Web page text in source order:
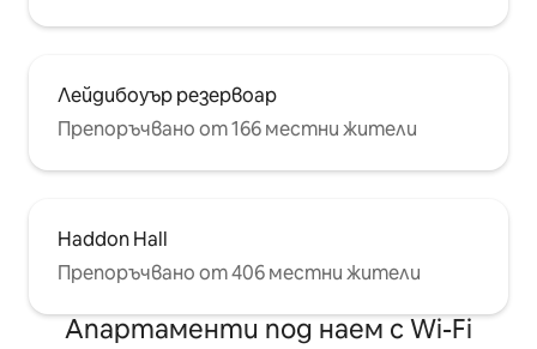
Лейдибоуър резервоар
Препоръчвано от 166 местни жители
Haddon Hall
Препоръчвано от 406 местни жители
Апартаменти под наем с Wi-Fi